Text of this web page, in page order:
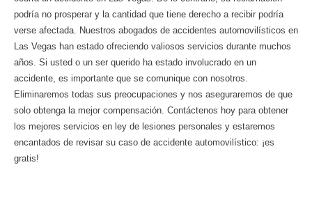
podría no prosperar y la cantidad que tiene derecho a recibir podría
verse afectada. Nuestros abogados de accidentes automovilísticos en
Las Vegas han estado ofreciendo valiosos servicios durante muchos
años. Si usted o un ser querido ha estado involucrado en un
accidente, es importante que se comunique con nosotros.
Eliminaremos todas sus preocupaciones y nos aseguraremos de que
solo obtenga la mejor compensación. Contáctenos hoy para obtener
los mejores servicios en ley de lesiones personales y estaremos
encantados de revisar su caso de accidente automovilístico: ¡es
gratis!